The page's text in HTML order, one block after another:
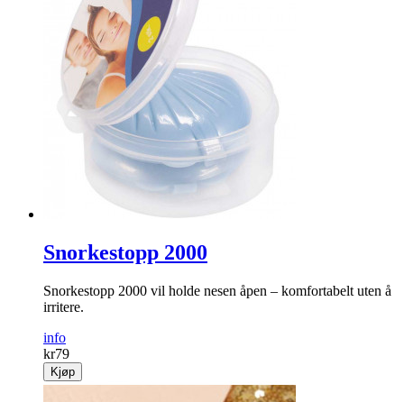
Snorkestopp 2000
Snorkestopp 2000 vil holde nesen åpen – komfortabelt uten å
irritere.
info
kr79
Kjøp